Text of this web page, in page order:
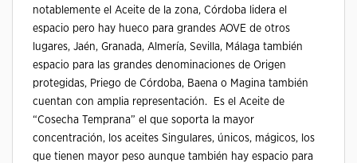
notablemente el Aceite de la zona, Córdoba lidera el
espacio pero hay hueco para grandes AOVE de otros
lugares, Jaén, Granada, Almería, Sevilla, Málaga también
espacio para las grandes denominaciones de Origen
protegidas, Priego de Córdoba, Baena o Magina también
cuentan con amplia representación. Es el Aceite de
“Cosecha Temprana” el que soporta la mayor
concentración, los aceites Singulares, únicos, mágicos, los
que tienen mayor peso aunque también hay espacio para